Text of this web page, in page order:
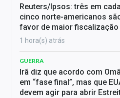
Reuters/Ipsos: três em cada
cinco norte-americanos
favor de maior
1 hora(s) atrás
GUERRA
Irã diz que acordo com
em “fase final”, mas que
devem agir para abrir